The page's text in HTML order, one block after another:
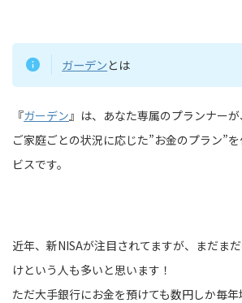
ガーデンとは
『ガーデン 』は、あなた専属のプランナーが、
ご家庭ごとの状況に応じた”お金のプラン”
ビスです。
近年、新NISAが注目されてますが、まだま
けという人も多いと思います！
ただ大手銀行にお金を預けても数円しか毎